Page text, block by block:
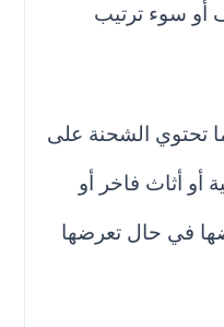
أو سوء ترتيب
تحتوي الشحنة على
أو أثاث فاخر أو
في حال تعرضها